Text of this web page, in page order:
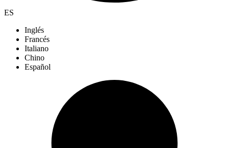
ES
Inglés
Francés
Italiano
Chino
Español